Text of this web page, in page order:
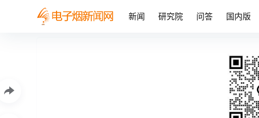
新闻 研究院 问答 国内版